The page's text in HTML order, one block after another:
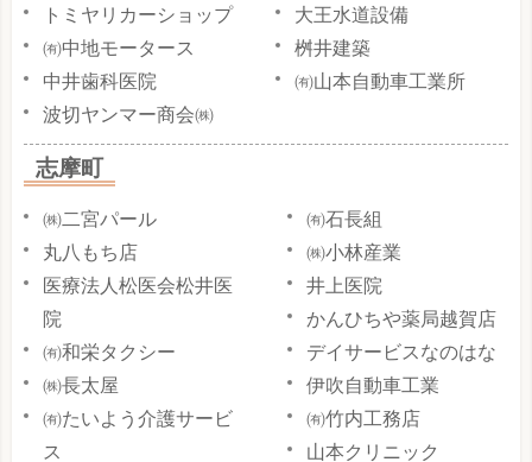
トミヤリカーショップ
㈲中地モータース
中井歯科医院
波切ヤンマー商会㈱
大王水道設備
桝井建築
㈲山本自動車工業所
志摩町
㈱二宮パール
丸八もち店
医療法人松医会松井医
院
㈲和栄タクシー
㈱長太屋
㈲たいよう介護サービ
ス
㈲石長組
㈱小林産業
井上医院
かんひちや薬局越賀店
デイサービスなのはな
伊吹自動車工業
㈲竹内工務店
山本クリニック